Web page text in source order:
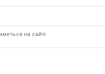
на сайті